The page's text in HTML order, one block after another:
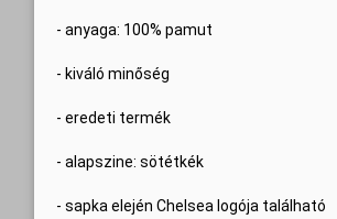
- anyaga: 100% pamut
- kiváló minőség
- eredeti termék
- alapszine: sötétkék
- sapka elején Chelsea logója található